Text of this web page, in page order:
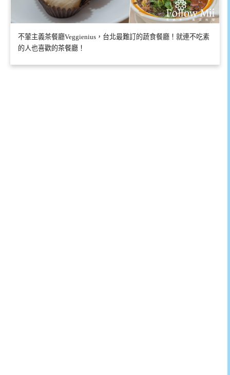
不葷主義茶餐廳Veggienius，台北最難訂的蔬食餐廳！就連不吃素
的人也喜歡的茶餐廳！